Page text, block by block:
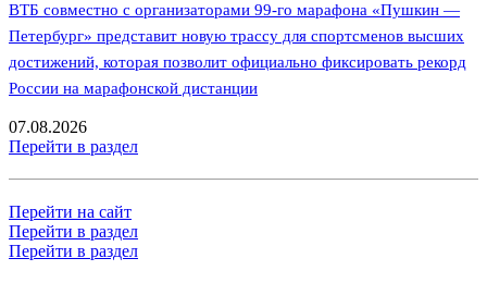
ВТБ совместно с организаторами 99-го марафона «Пушкин —
Петербург» представит новую трассу для спортсменов высших
достижений, которая позволит официально фиксировать рекорд
России на марафонской дистанции
07.08.2026
Перейти в раздел
Перейти на сайт
Перейти в раздел
Перейти в раздел